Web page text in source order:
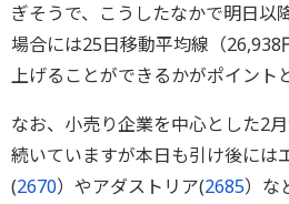
ぎそうで、こうしたなかで明日以
場合には25日移動平均線（26,938
上げることができるかがポイント
なお、小売り企業を中心とした2
続いていますが本日も引け後には
(2670）やアダストリア(2685）な